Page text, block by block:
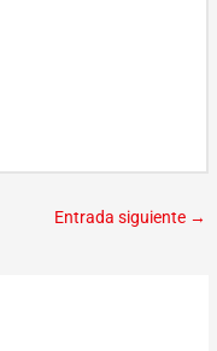
Entrada siguiente →